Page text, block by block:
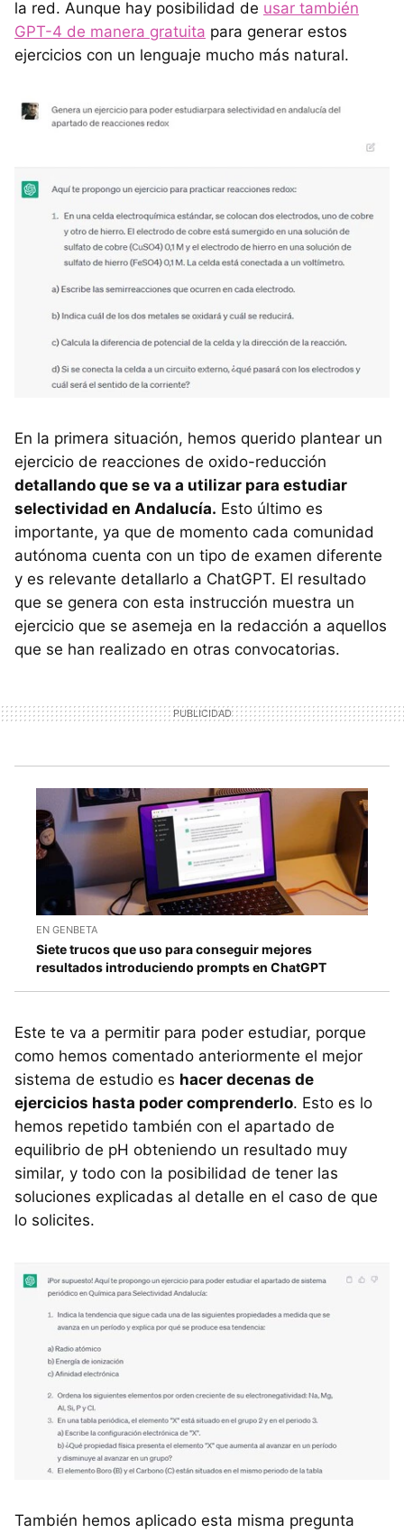
la red. Aunque hay posibilidad de usar también
GPT-4 de manera gratuita para generar estos
ejercicios con un lenguaje mucho más natural.
En la primera situación, hemos querido plantear un
ejercicio de reacciones de oxido-reducción
detallando que se va a utilizar para estudiar
selectividad en Andalucía. Esto último es
importante, ya que de momento cada comunidad
autónoma cuenta con un tipo de examen diferente
y es relevante detallarlo a ChatGPT. El resultado
que se genera con esta instrucción muestra un
ejercicio que se asemeja en la redacción a aquellos
que se han realizado en otras convocatorias.
EN GENBETA
Siete trucos que uso para conseguir mejores
resultados introduciendo prompts en ChatGPT
Este te va a permitir para poder estudiar, porque
como hemos comentado anteriormente el mejor
sistema de estudio es hacer decenas de
ejercicios hasta poder comprenderlo. Esto es lo
hemos repetido también con el apartado de
equilibrio de pH obteniendo un resultado muy
similar, y todo con la posibilidad de tener las
soluciones explicadas al detalle en el caso de que
lo solicites.
También hemos aplicado esta misma pregunta